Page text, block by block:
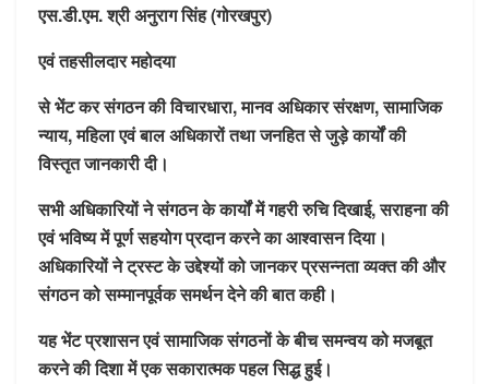
एस.डी.एम. श्री अनुराग सिंह (गोरखपुर)
एवं तहसीलदार महोदया
से भेंट कर संगठन की विचारधारा, मानव अधिकार संरक्षण, सामाजिक
न्याय, महिला एवं बाल अधिकारों तथा जनहित से जुड़े कार्यों की
विस्तृत जानकारी दी।
सभी अधिकारियों ने संगठन के कार्यों में गहरी रुचि दिखाई, सराहना की
एवं भविष्य में पूर्ण सहयोग प्रदान करने का आश्वासन दिया।
अधिकारियों ने ट्रस्ट के उद्देश्यों को जानकर प्रसन्नता व्यक्त की और
संगठन को सम्मानपूर्वक समर्थन देने की बात कही।
यह भेंट प्रशासन एवं सामाजिक संगठनों के बीच समन्वय को मजबूत
करने की दिशा में एक सकारात्मक पहल सिद्ध हुई।